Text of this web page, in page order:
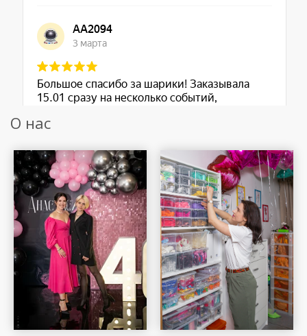
Шар Удачи на карте Москвы — Яндекс Карты
О нас